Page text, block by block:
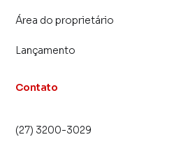
Área do proprietário
Lançamento
Contato
(27) 3200-3029